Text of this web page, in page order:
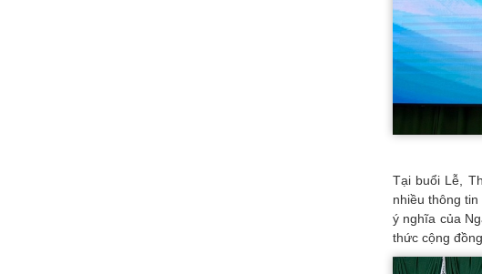
Tại buổi Lễ,
nhiều thông
ý nghĩa của
thức cộng